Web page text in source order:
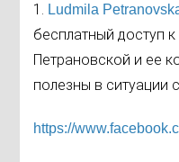
1. Ludmila
бесплатный доступ
Петрановской и ее
полезны в ситуации
https://